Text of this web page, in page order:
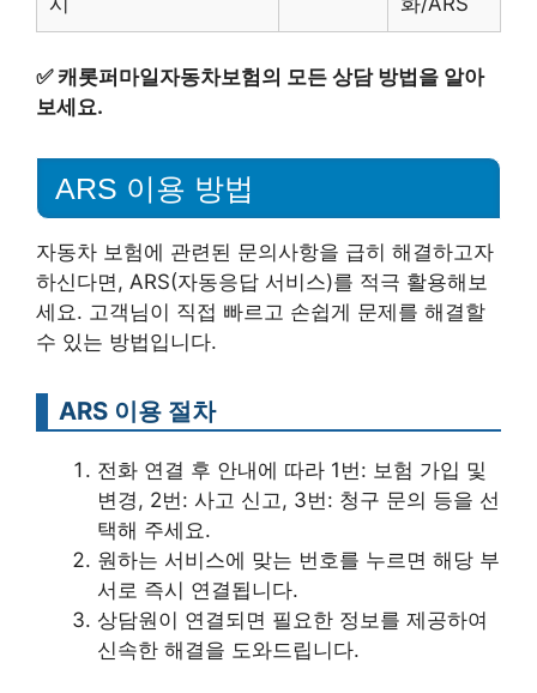
✅캐롯퍼마일자동차보험의 모든 상담 방법을 알아
보세요.
ARS 이용 방법
자동차 보험에 관련된 문의사항을 급히 해결하고자
하신다면, ARS(자동응답 서비스)를 적극 활용해보
세요. 고객님이 직접 빠르고 손쉽게 문제를 해결할
수 있는 방법입니다.
ARS 이용 절차
전화 연결 후 안내에 따라 1번: 보험 가입 및
변경, 2번: 사고 신고, 3번: 청구 문의 등을 선
택해 주세요.
원하는 서비스에 맞는 번호를 누르면 해당 부
서로 즉시 연결됩니다.
상담원이 연결되면 필요한 정보를 제공하여
신속한 해결을 도와드립니다.